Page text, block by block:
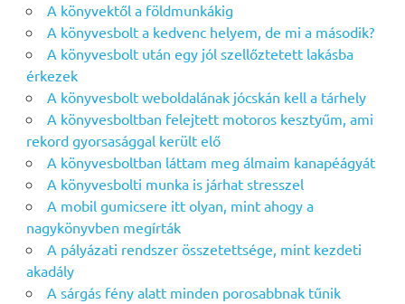
A könyvektől a földmunkákig
A könyvesbolt a kedvenc helyem, de mi a második?
A könyvesbolt után egy jól szellőztetett lakásba
érkezek
A könyvesbolt weboldalának jócskán kell a tárhely
A könyvesboltban felejtett motoros kesztyűm, ami
rekord gyorsasággal került elő
A könyvesboltban láttam meg álmaim kanapéágyát
A könyvesbolti munka is járhat stresszel
A mobil gumicsere itt olyan, mint ahogy a
nagykönyvben megírták
A pályázati rendszer összetettsége, mint kezdeti
akadály
A sárgás fény alatt minden porosabbnak tűnik